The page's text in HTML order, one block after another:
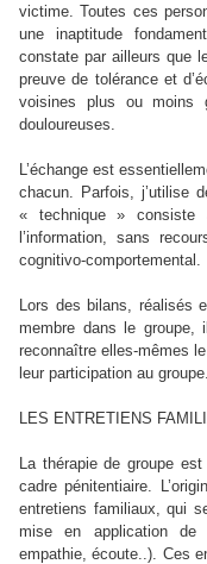
victime. Toutes ces
une inaptitude
constate par ailleurs que
preuve de tolérance et
voisines plus ou moins
douloureuses.
L’échange est
chacun. Parfois, j’utilise
« technique » consiste
l’information, sans
cognitivo-comportemental.
Lors des bilans, réalisés
membre dans le groupe,
reconnaître elles-mêmes
leur participation au groupe.
LES ENTRETIENS
La thérapie de groupe
cadre pénitentiaire.
entretiens familiaux, qui
mise en application de
empathie, écoute..). Ces